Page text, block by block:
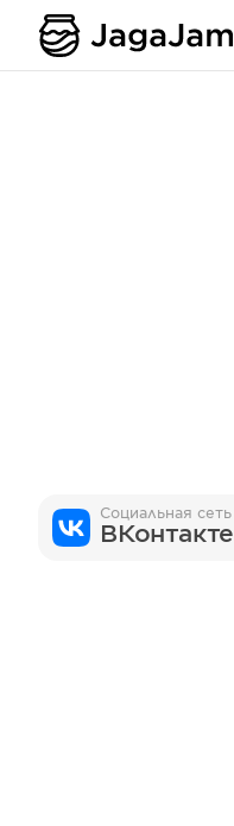
Социальная сеть
ВКонтакте